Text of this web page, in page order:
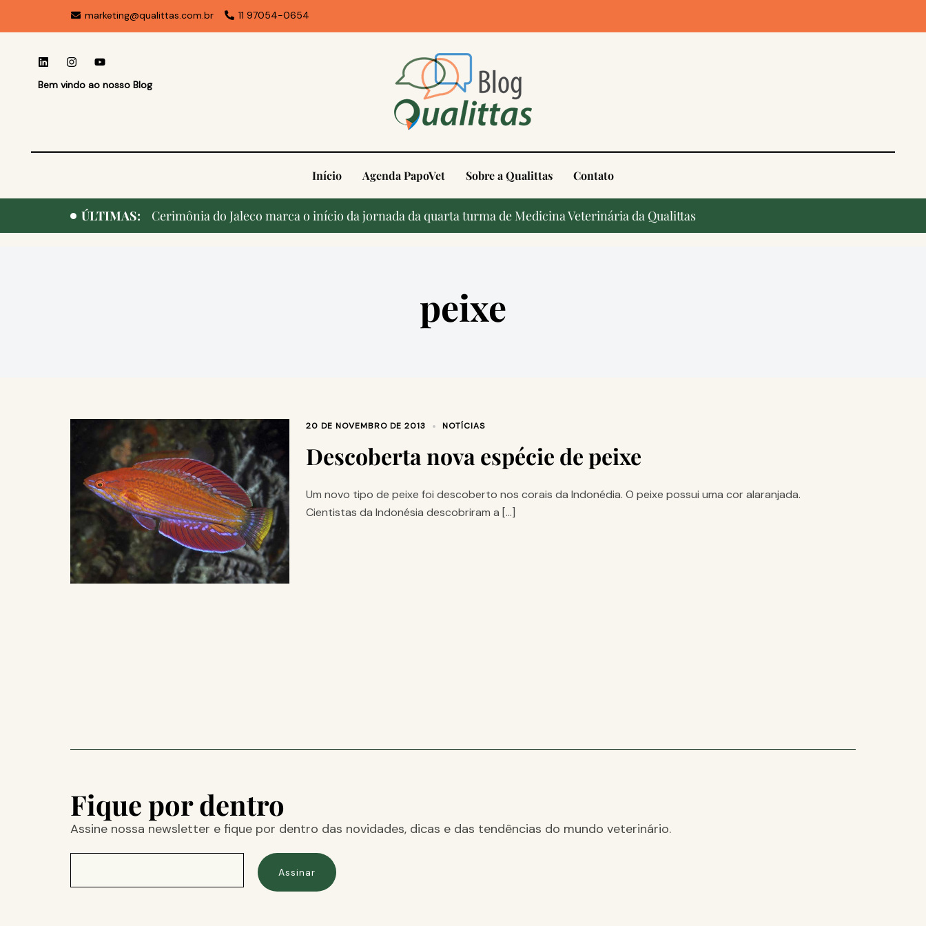
marketing@qualittas.com.br 11 97054-0654
Bem vindo ao nosso Blog
Início Agenda PapoVet Sobre a Qualittas Contato
ÚLTIMAS: Cerimônia do Jaleco marca o início da jornada da quarta turma de Medicina Veterinária da Qualittas
peixe
20 DE NOVEMBRO DE 2013 NOTÍCIAS
Descoberta nova espécie de peixe
Um novo tipo de peixe foi descoberto nos corais da Indonédia. O peixe possui uma cor alaranjada.
Cientistas da Indonésia descobriram a […]
Fique por dentro
Assine nossa newsletter e fique por dentro das novidades, dicas e das tendências do mundo veterinário.
Assinar